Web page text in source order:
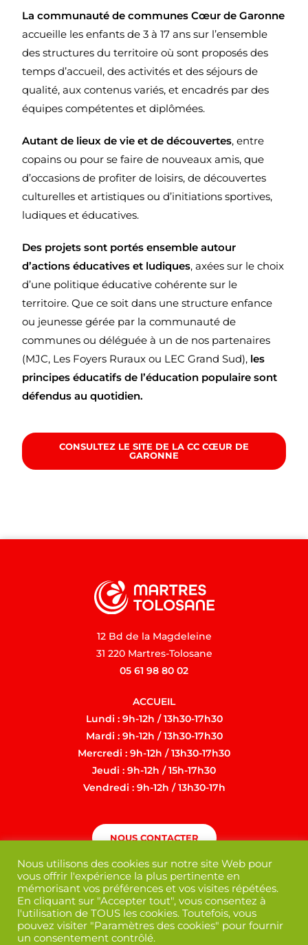
La communauté de communes Cœur de Garonne
accueille les enfants de 3 à 17 ans sur l’ensemble
des structures du territoire où sont proposés des
temps d’accueil, des activités et des séjours de
qualité, aux contenus variés, et encadrés par des
équipes compétentes et diplômées.
Autant de lieux de vie et de découvertes, entre
copains ou pour se faire de nouveaux amis, que
d’occasions de profiter de loisirs, de découvertes
culturelles et artistiques ou d’initiations sportives,
ludiques et éducatives.
Des projets sont portés ensemble autour
d’actions éducatives et ludiques, axées sur le choix
d’une politique éducative cohérente sur le
territoire. Que ce soit dans une structure enfance
ou jeunesse gérée par la communauté de
communes ou déléguée à un de nos partenaires
(MJC, Les Foyers Ruraux ou LEC Grand Sud), les
principes éducatifs de l’éducation populaire sont
défendus au quotidien.
CONSULTEZ LE SITE DE LA CC CŒUR DE
GARONNE
12 Bd de la Magdeleine
31 220 Martres-Tolosane
05 61 98 80 02
ACCUEIL
Lundi : 9h-12h / 13h30-17h30
Mardi : 9h-12h / 13h30-17h30
Mercredi : 9h-12h / 13h30-17h30
Jeudi : 9h-12h / 15h-17h30
Vendredi : 9h-12h / 13h30-17h
NOUS CONTACTER
Nous utilisons des cookies sur notre site Web pour
vous offrir l'expérience la plus pertinente en
mémorisant vos préférences et vos visites répétées.
En cliquant sur "Accepter tout", vous consentez à
l'utilisation de TOUS les cookies. Toutefois, vous
pouvez visiter "Paramètres des cookies" pour fournir
un consentement contrôlé.